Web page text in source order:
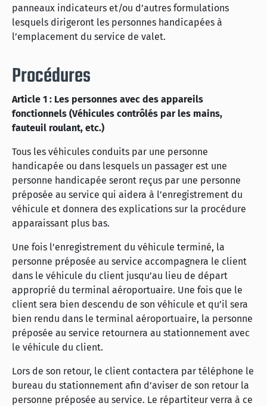
panneaux indicateurs et/ou d’autres formulations
lesquels dirigeront les personnes handicapées à
l’emplacement du service de valet.
Procédures
Article 1 : Les personnes avec des appareils
fonctionnels (Véhicules contrôlés par les mains,
fauteuil roulant, etc.)
Tous les véhicules conduits par une personne
handicapée ou dans lesquels un passager est une
personne handicapée seront reçus par une personne
préposée au service qui aidera à l’enregistrement du
véhicule et donnera des explications sur la procédure
apparaissant plus bas.
Une fois l’enregistrement du véhicule terminé, la
personne préposée au service accompagnera le client
dans le véhicule du client jusqu’au lieu de départ
approprié du terminal aéroportuaire. Une fois que le
client sera bien descendu de son véhicule et qu’il sera
bien rendu dans le terminal aéroportuaire, la personne
préposée au service retournera au stationnement avec
le véhicule du client.
Lors de son retour, le client contactera par téléphone le
bureau du stationnement afin d’aviser de son retour la
personne préposée au service. Le répartiteur verra à ce